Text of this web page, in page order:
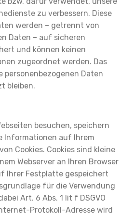
zu verbessern. Diese
werden – getrennt von
Daten – auf sicheren
und können keinen
zugeordnet werden. Das
personenbezogenen Daten
bleiben.
besuchen, speichern
Informationen auf Ihrem
Cookies. Cookies sind kleine
Webserver an Ihren Browser
Ihrer Festplatte gespeichert
für die Verwendung
Art. 6 Abs. 1 lit f DSGVO
Protokoll-Adresse wird